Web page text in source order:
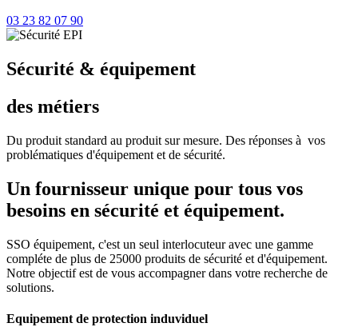
03 23 82 07 90
Sécurité & équipement
des métiers
Du produit standard au produit sur mesure. Des réponses à vos
problématiques d'équipement et de sécurité.
Un fournisseur unique pour tous vos
besoins en sécurité et équipement.
SSO équipement, c'est un seul interlocuteur avec une gamme
compléte de plus de 25000 produits de sécurité et d'équipement.
Notre objectif est de vous accompagner dans votre recherche de
solutions.
Equipement de protection induviduel